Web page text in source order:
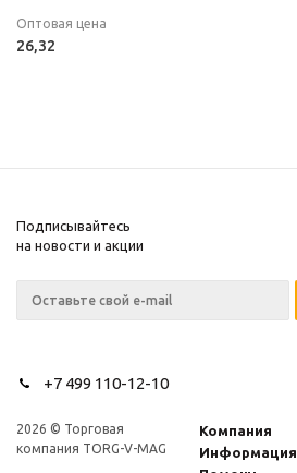
Оптовая цена
26,32
Подписывайтесь
на новости и акции
+7 499 110-12-10
2026 © Торговая
компания TORG-V-MAG
Компания
Информация